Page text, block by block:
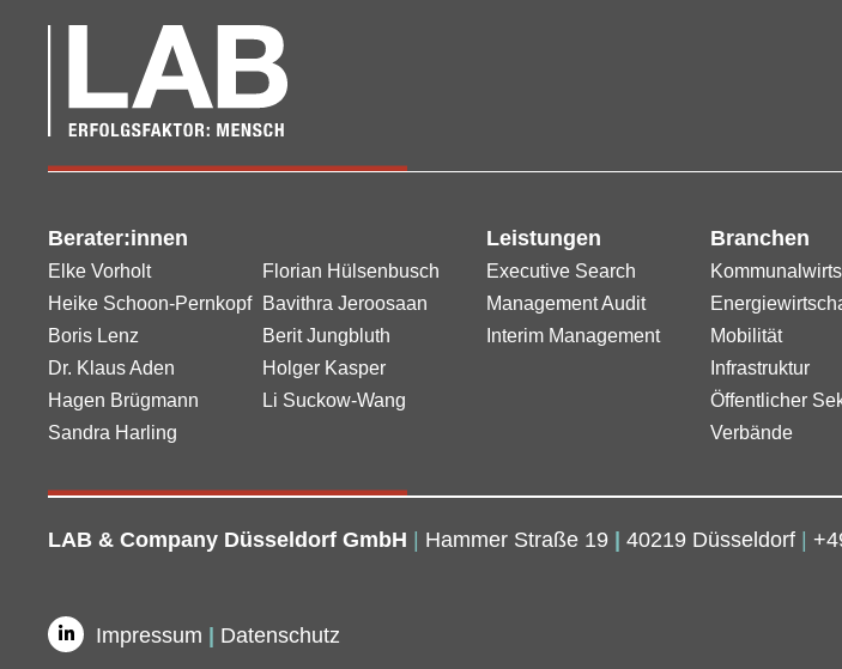
Berater:innen
Elke Vorholt
Heike Schoon-Pernkopf
Boris Lenz
Dr. Klaus Aden
Hagen Brügmann
Sandra Harling
Florian Hülsenbusch
Bavithra Jeroosaan
Berit Jungbluth
Holger Kasper
Li Suckow-Wang
Leistungen
Executive Search
Management Audit
Interim Management
Branchen
Mobilität
Infrastruktur
Öffentlicher
Verbände
LAB & Company Düsseldorf GmbH | Hammer Straße 19 | 40219 Düsseldorf |
Impressum | Datenschutz